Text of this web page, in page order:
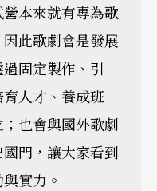
本來就有專為歌
此歌劇會是發展
固定製作、引
人才、養成班
也會與國外歌劇
門，讓大家看到
實力。